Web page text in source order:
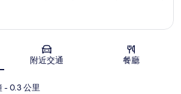
附近交通 餐廳
- 0.3 公里